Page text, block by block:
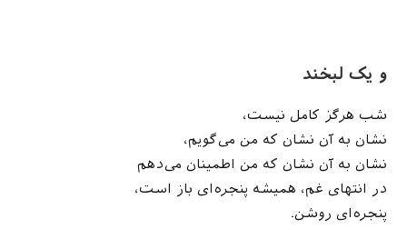
و یک لبخند
شب هرگز کامل نیست،
نشان به آن نشان که من می‌گویم،
نشان به آن نشان که من اطمینان می‌دهم
در انتهای غم، همیشه پنجره‌ای باز است،
پنجره‌ای روشن.